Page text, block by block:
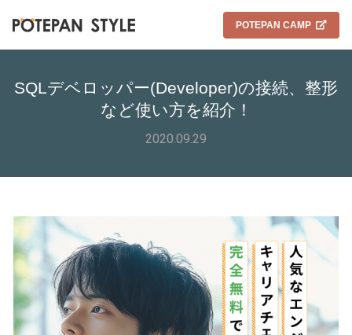
POTEPAN CAMP
SQLデベロッパー(Developer)の接続、整形
など使い方を紹介！
2020.09.29